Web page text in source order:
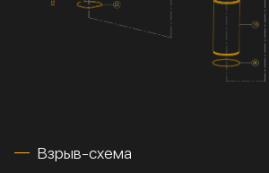
Взрыв-схема